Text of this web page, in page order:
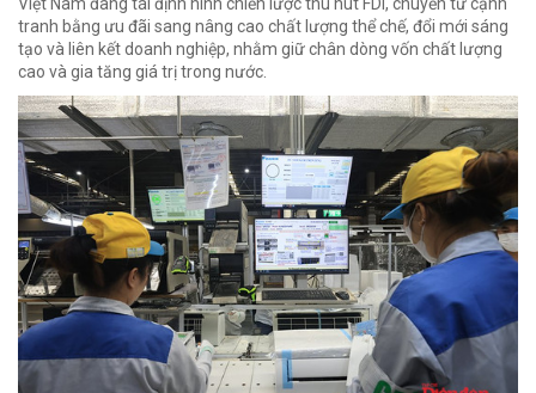
tranh bằng ưu đãi sang nâng cao chất lượng thể chế, đổi mới sáng
tạo và liên kết doanh nghiệp, nhằm giữ chân dòng vốn chất lượng
cao và gia tăng giá trị trong nước.